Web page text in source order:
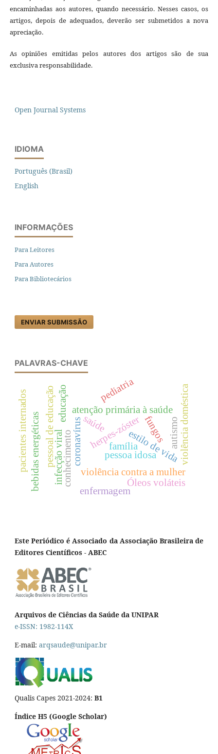
encaminhadas aos autores, quando necessário. Nesses casos, os
artigos, depois de adequados, deverão ser submetidos a nova
apreciação.
As opiniões emitidas pelos autores dos artigos são de sua
exclusiva responsabilidade.
Open Journal Systems
IDIOMA
Português (Brasil)
English
INFORMAÇÕES
Para Leitores
Para Autores
Para Bibliotecários
ENVIAR SUBMISSÃO
PALAVRAS-CHAVE
atenção primária à saúde violência doméstica
violência contra a mulher
pessoa idosa
estilo de vida
educação
pessoal de educação herpes-zóster
infecção viralcoronavírus
conhecimento
bebidas energéticas
pacientes internados pediatria
Óleos voláteis
fungos
saúde autismo
enfermagem
família
Este Periódico é Associado da Associação Brasileira de
Editores Científicos - ABEC
Arquivos de Ciências da Saúde da UNIPAR
e-ISSN: 1982-114X
E-mail: arqsaude@unipar.br
Qualis Capes 2021-2024: B1
Índice H5 (Google Scholar)